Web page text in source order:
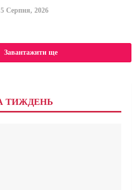
5 Серпня, 2026
Завантажити ще
ТИЖДЕНЬ